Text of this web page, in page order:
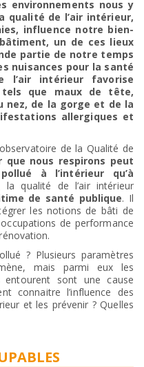
environnements nous y
qualité de l’air intérieur,
influence notre bien-
un de ces lieux
partie de notre temps
nuisances pour la santé
l’air intérieur favorise
tels que maux de tête,
nez, de la gorge et de la
allergiques et
de la Qualité de
que nous respirons peut
à l’intérieur qu’à
qualité de l’air intérieur
de santé publique. Il
les notions de bâti de
de performance
? Plusieurs paramètres
mais parmi eux les
sont une cause
connaitre l’influence des
et les prévenir ? Quelles